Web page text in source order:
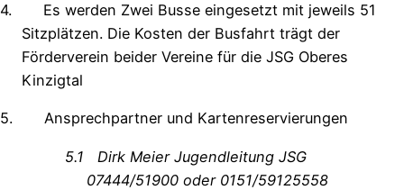
4.
Es werden Zwei Busse eingesetzt mit jeweils 51
Sitzplätzen. Die Kosten der Busfahrt trägt der
Förderverein beider Vereine für die JSG Oberes
Kinzigtal
5. Ansprechpartner und Kartenreservierungen
5.1
Dirk Meier Jugendleitung JSG
07444/51900 oder 0151/59125558